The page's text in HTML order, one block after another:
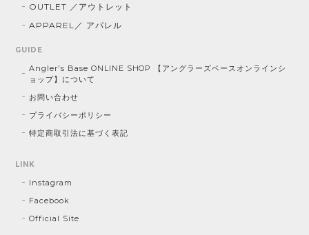
OUTLET ／アウトレット
APPAREL／ アパレル
GUIDE
Angler's Base ONLINE SHOP 【アングラーズベースオンラインシ
ョップ】について
お問い合わせ
プライバシーポリシー
特定商取引法に基づく表記
LINK
Instagram
Facebook
Official Site